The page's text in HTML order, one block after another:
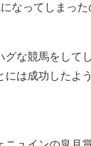
なってしまった
な競馬をして
には成功したよ